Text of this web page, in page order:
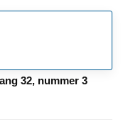
32, nummer 3